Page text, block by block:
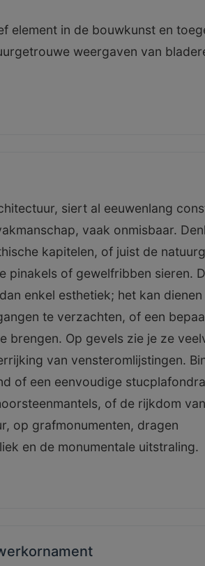
element in de bouwkunst en
weergaven van
siert al eeuwenlang
vaak onmisbaar.
kapitelen, of juist de
pinakels of gewelfribben sieren.
enkel esthetiek; het kan dienen
te verzachten, of een
brengen. Op gevels zie je ze
van vensteromlijstingen.
of een eenvoudige
of de rijkdom
op grafmonumenten, dragen
en de monumentale uitstraling.